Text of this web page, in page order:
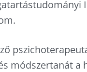
módszertanát a